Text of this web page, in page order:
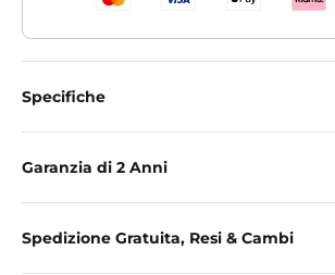
Specifiche
Garanzia di 2 Anni
Spedizione Gratuita, Resi & Cambi